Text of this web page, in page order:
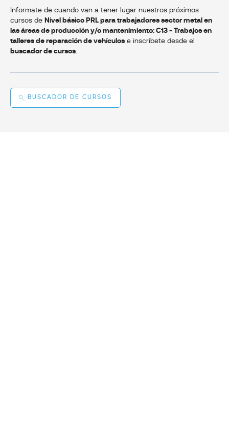
Informate de cuando van a tener lugar nuestros próximos
cursos de Nivel básico PRL para trabajadores sector metal en
las áreas de producción y/o mantenimiento: C13 - Trabajos en
talleres de reparación de vehículos e inscríbete desde el
buscador de cursos.
BUSCADOR DE CURSOS